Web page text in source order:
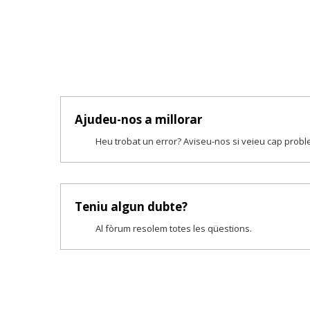
Ajudeu-nos a millorar
Heu trobat un error? Aviseu-nos si veieu cap
Teniu algun dubte?
Al fòrum resolem totes les qüestions.